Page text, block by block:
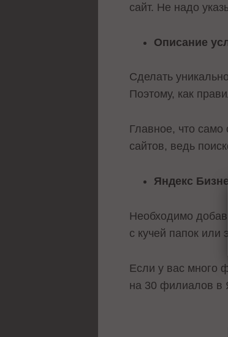
сайт. Не надо
Описание
Сделать
Поэтому, как
Главное, что само
сайтов, ведь
Яндекс
Необходимо
с кучей папок
Если у вас много
на 30 филиалов в